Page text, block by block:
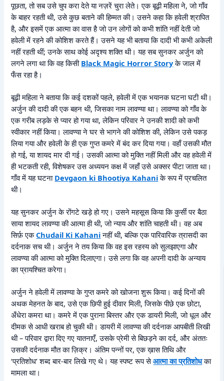
पूछता, तो सब उसे चुप करा देते या नज़रें चुरा लेते। एक बूढ़ी महिला ने, जो गाँव
के बाहर रहती थी, उसे कुछ बताने की हिम्मत की। उसने कहा कि हवेली श्रापित
है, और इसमें एक आत्मा का वास है जो उन लोगों को कभी शांति नहीं देती जो
हवेली में रहने की कोशिश करते हैं। उसने यह भी बताया कि दादी भी कभी अकेली
नहीं रहती थीं; उनके साथ कोई अदृश्य शक्ति थी। यह सब सुनकर अर्जुन को
लगने लगा था कि वह किसी Black Magic Horror Storyके जाल में
फँस रहा है।
बूढ़ी महिला ने बताया कि कई दशकों पहले, हवेली में एक भयानक घटना घटी थी।
अर्जुन की दादी की एक बहन थी, जिसका नाम लावण्या था। लावण्या को गाँव के
एक गरीब लड़के से प्यार हो गया था, लेकिन परिवार ने उनकी शादी को कभी
स्वीकार नहीं किया। लावण्या ने घर से भागने की कोशिश की, लेकिन उसे पकड़
लिया गया और हवेली के ही एक गुप्त कमरे में बंद कर दिया गया। वहाँ उसकी मौत
हो गई, या शायद मार दी गई। उसकी आत्मा को मुक्ति नहीं मिली और वह हवेली में
ही भटकती रही, विशेषकर उस अध्ययन कक्ष में जहाँ उसे अक्सर पीटा जाता था।
गाँव में यह घटना Devgaon ki Bhootiya Kahaniके रूप में प्रचलित
थी।
यह सुनकर अर्जुन के रोंगटे खड़े हो गए। उसने महसूस किया कि कुर्सी पर बैठा
साया शायद लावण्या की आत्मा ही थी, जो न्याय और शांति चाहती थी। वह अब
सिर्फ़ एकChudail Ki Kahaniनहीं थी, बल्कि एक पारिवारिक त्रासदी का
दर्दनाक सच थी। अर्जुन ने तय किया कि वह इस रहस्य को सुलझाएगा और
लावण्या की आत्मा को मुक्ति दिलाएगा। उसे लगा कि वह अपनी दादी के अन्याय
का प्रायश्चित करेगा।
अर्जुन ने हवेली में लावण्या के गुप्त कमरे को खोजना शुरू किया। कई दिनों की
अथक मेहनत के बाद, उसे एक छिपी हुई दीवार मिली, जिसके पीछे एक छोटा,
अँधेरा कमरा था। कमरे में एक पुराना बिस्तर और एक डायरी मिली, जो धूल और
दीमक से आधी खराब हो चुकी थी। डायरी में लावण्या की दर्दनाक आपबीती लिखी
थी – परिवार द्वारा दिए गए यातनाएँ, उसके प्रेमी से बिछड़ने का दर्द, और अंततः
उसकी दर्दनाक मौत का ज़िक्र। अंतिम पन्नों पर, एक ख़ास तिथि और
‘प्रतिशोध’ शब्द बार-बार लिखे गए थे। यह स्पष्ट रूप सेआत्मा का प्रतिशोधका
मामला था।